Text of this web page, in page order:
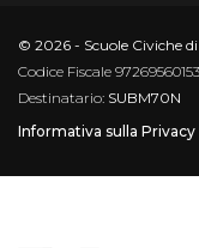
© 2026 - Scuole Civiche
Codice Fiscale
Destinatario: SUBM70N
Informativa sulla Privacy